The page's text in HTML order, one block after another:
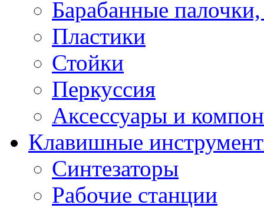
Барабанные
Пластики
Стойки
Перкуссия
Аксессуары и
Клавишные
Синтезаторы
Рабочие станции